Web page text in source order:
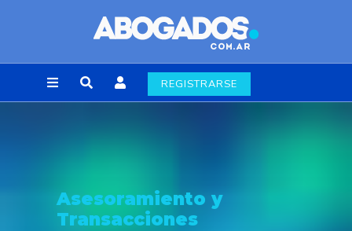
REGISTRARSE
Asesoramiento y
Transacciones